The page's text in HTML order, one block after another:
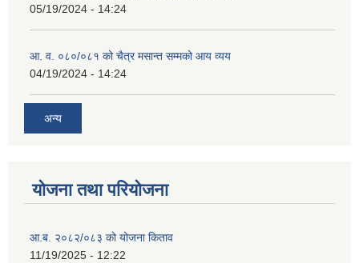
05/19/2024 - 14:24
आ. व. ०८०/०८१ को चैत्र मसान्त सम्मको आय व्यय
04/19/2024 - 14:24
अन्य
योजना तथा परियोजना
आ.ब. २०८२/०८३ को योजना किताव
11/19/2025 - 12:22